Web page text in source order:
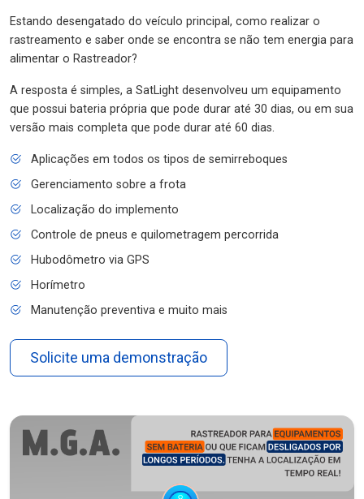
Estando desengatado do veículo principal, como realizar o
rastreamento e saber onde se encontra se não tem energia para
alimentar o Rastreador?
A resposta é simples, a SatLight desenvolveu um equipamento
que possui bateria própria que pode durar até 30 dias, ou em sua
versão mais completa que pode durar até 60 dias.
Aplicações em todos os tipos de semirreboques
Gerenciamento sobre a frota
Localização do implemento
Controle de pneus e quilometragem percorrida
Hubodômetro via GPS
Horímetro
Manutenção preventiva e muito mais
Solicite uma demonstração